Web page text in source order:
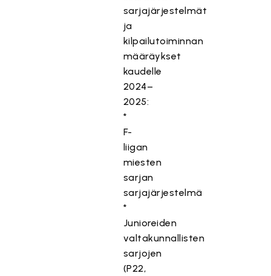
sarjajärjestelmät
ja
kilpailutoiminnan
määräykset
kaudelle
2024–
2025:
*
F-
liigan
miesten
sarjan
sarjajärjestelmä
*
Junioreiden
valtakunnallisten
sarjojen
(P22,